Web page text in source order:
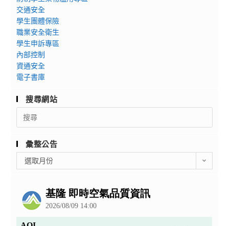
交通安全
學生團體保險
職業安全衛生
學生申訴專區
內部控制
資通安全
電子書庫
搜尋網站
Search
for:
彙整公告
整
選取月份